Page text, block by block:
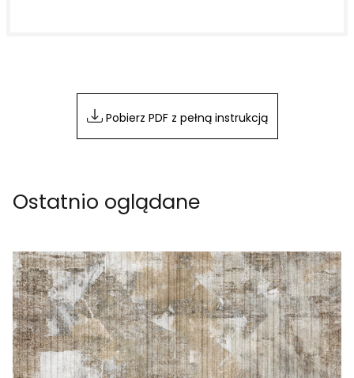
Pobierz PDF z pełną instrukcją
Ostatnio oglądane